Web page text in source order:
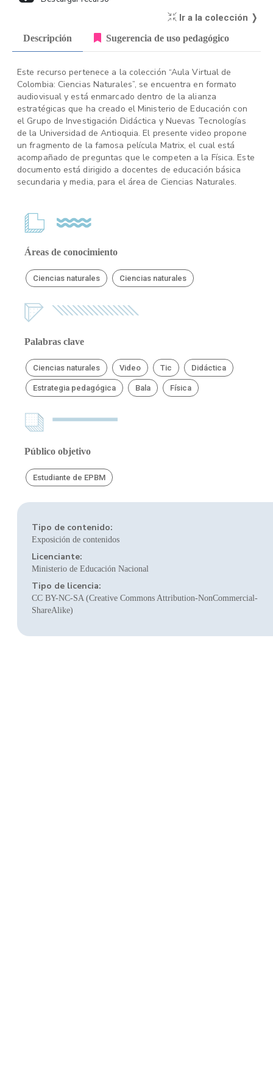
Ir a la colección ❭
Descripción Sugerencia de uso pedagógico
Este recurso pertenece a la colección “Aula Virtual de
Colombia: Ciencias Naturales”, se encuentra en formato
audiovisual y está enmarcado dentro de la alianza
estratégicas que ha creado el Ministerio de Educación con
el Grupo de Investigación Didáctica y Nuevas Tecnologías
de la Universidad de Antioquia. El presente video propone
un fragmento de la famosa película Matrix, el cual está
acompañado de preguntas que le competen a la Física. Este
documento está dirigido a docentes de educación básica
secundaria y media, para el área de Ciencias Naturales.
Áreas de conocimiento
Ciencias naturales Ciencias naturales
Palabras clave
Ciencias naturales Video Tic Didáctica
Estrategia pedagógica Bala Física
Público objetivo
Estudiante de EPBM
Tipo de contenido:
Exposición de contenidos
Licenciante:
Ministerio de Educación Nacional
Tipo de licencia:
CC BY-NC-SA (Creative Commons Attribution-NonCommercial-
ShareAlike)